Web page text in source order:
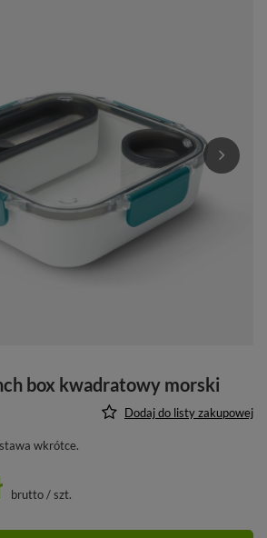
box kwadratowy morski
Dodaj do listy zakupowej
wkrótce
brutto/szt.